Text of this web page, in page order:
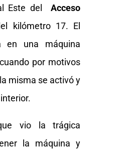
Este del
Acceso
kilómetro 17. El
en una máquina
por motivos
misma se activó y
vio la trágica
la máquina y